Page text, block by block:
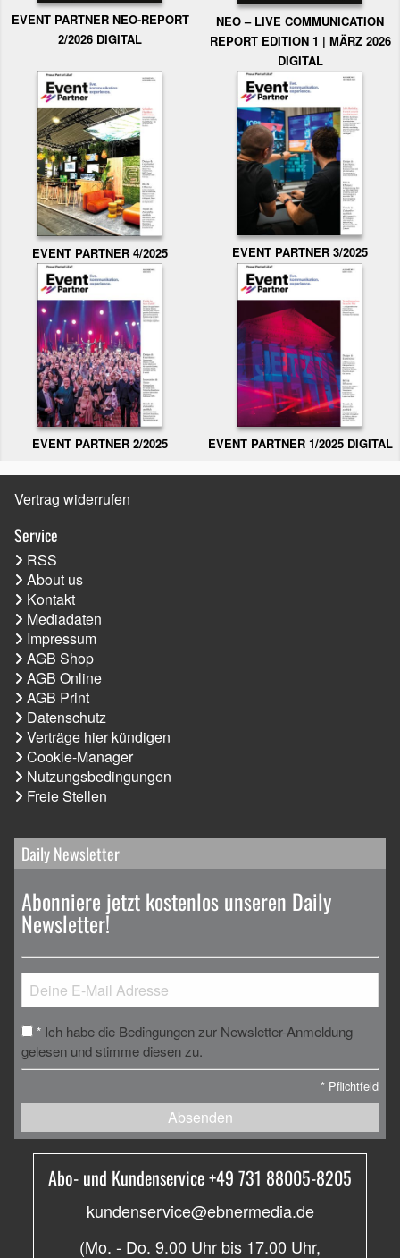
EVENT PARTNER NEO-REPORT
2/2026 DIGITAL
NEO – LIVE COMMUNICATION
REPORT EDITION 1 | MÄRZ 2026
DIGITAL
EVENT PARTNER 4/2025 EVENT PARTNER 3/2025
EVENT PARTNER 2/2025 EVENT PARTNER 1/2025 DIGITAL
Vertrag widerrufen
Service
RSS
About us
Kontakt
Mediadaten
Impressum
AGB Shop
AGB Online
AGB Print
Datenschutz
Verträge hier kündigen
Cookie-Manager
Nutzungsbedingungen
Freie Stellen
Daily Newsletter
Abonniere jetzt kostenlos unseren Daily
Newsletter!
* Ich habe die Bedingungen zur Newsletter-Anmeldung
gelesen und stimme diesen zu.
* Pflichtfeld
Absenden
Abo- und Kundenservice +49 731 88005-8205
kundenservice@ebnermedia.de
(Mo. - Do. 9.00 Uhr bis 17.00 Uhr,